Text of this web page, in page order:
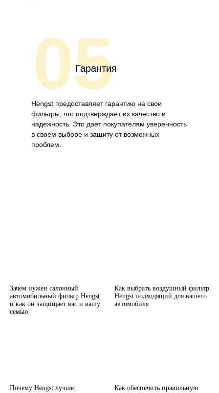
05
Гарантия
Hengst предоставляет гарантию на свои
фильтры, что подтверждает их качество и
надежность. Это дает покупателям уверенность
в своем выборе и защиту от возможных
проблем.
Зачем нужен салонный
автомобильный фильтр Hengst
и как он защищает вас и вашу
семью
Как выбрать воздушный фильтр
Hengst подходящий для вашего
автомобиля
Почему Hengst лучше:
Как обеспечить правильную